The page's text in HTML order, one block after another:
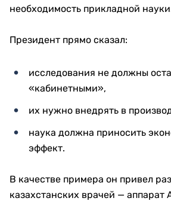
необходимость прикладной
Президент прямо сказал:
исследования не должны
«кабинетными»,
их нужно внедрять в
наука должна приносить
эффект.
В качестве примера он привел
казахстанских врачей — аппарат